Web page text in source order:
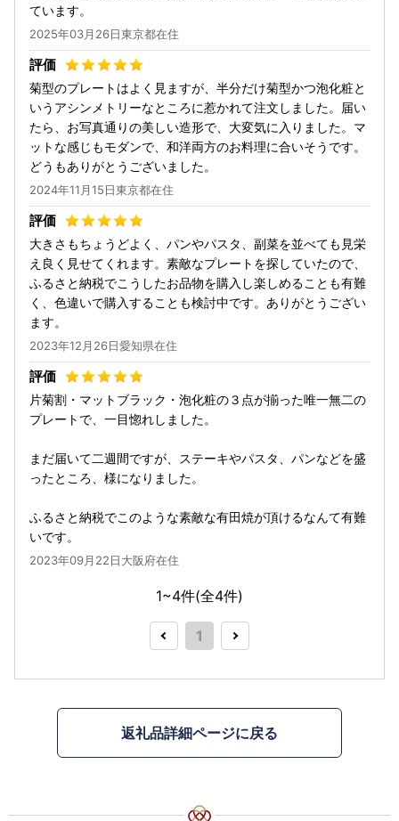
ています。
2025年03月26日東京都在住
菊型のプレートはよく見ますが、半分だけ菊型かつ泡化粧と
いうアシンメトリーなところに惹かれて注文しました。届い
たら、お写真通りの美しい造形で、大変気に入りました。マ
ットな感じもモダンで、和洋両方のお料理に合いそうです。
どうもありがとうございました。
2024年11月15日東京都在住
大きさもちょうどよく、パンやパスタ、副菜を並べても見栄
え良く見せてくれます。素敵なプレートを探していたので、
ふるさと納税でこうしたお品物を購入し楽しめることも有難
く、色違いで購入することも検討中です。ありがとうござい
ます。
2023年12月26日愛知県在住
片菊割・マットブラック・泡化粧の３点が揃った唯一無二の
プレートで、一目惚れしました。
まだ届いて二週間ですが、ステーキやパスタ、パンなどを盛
ったところ、様になりました。
ふるさと納税でこのような素敵な有田焼が頂けるなんて有難
いです。
2023年09月22日大阪府在住
1~4件(全4件)
1
返礼品詳細ページに戻る